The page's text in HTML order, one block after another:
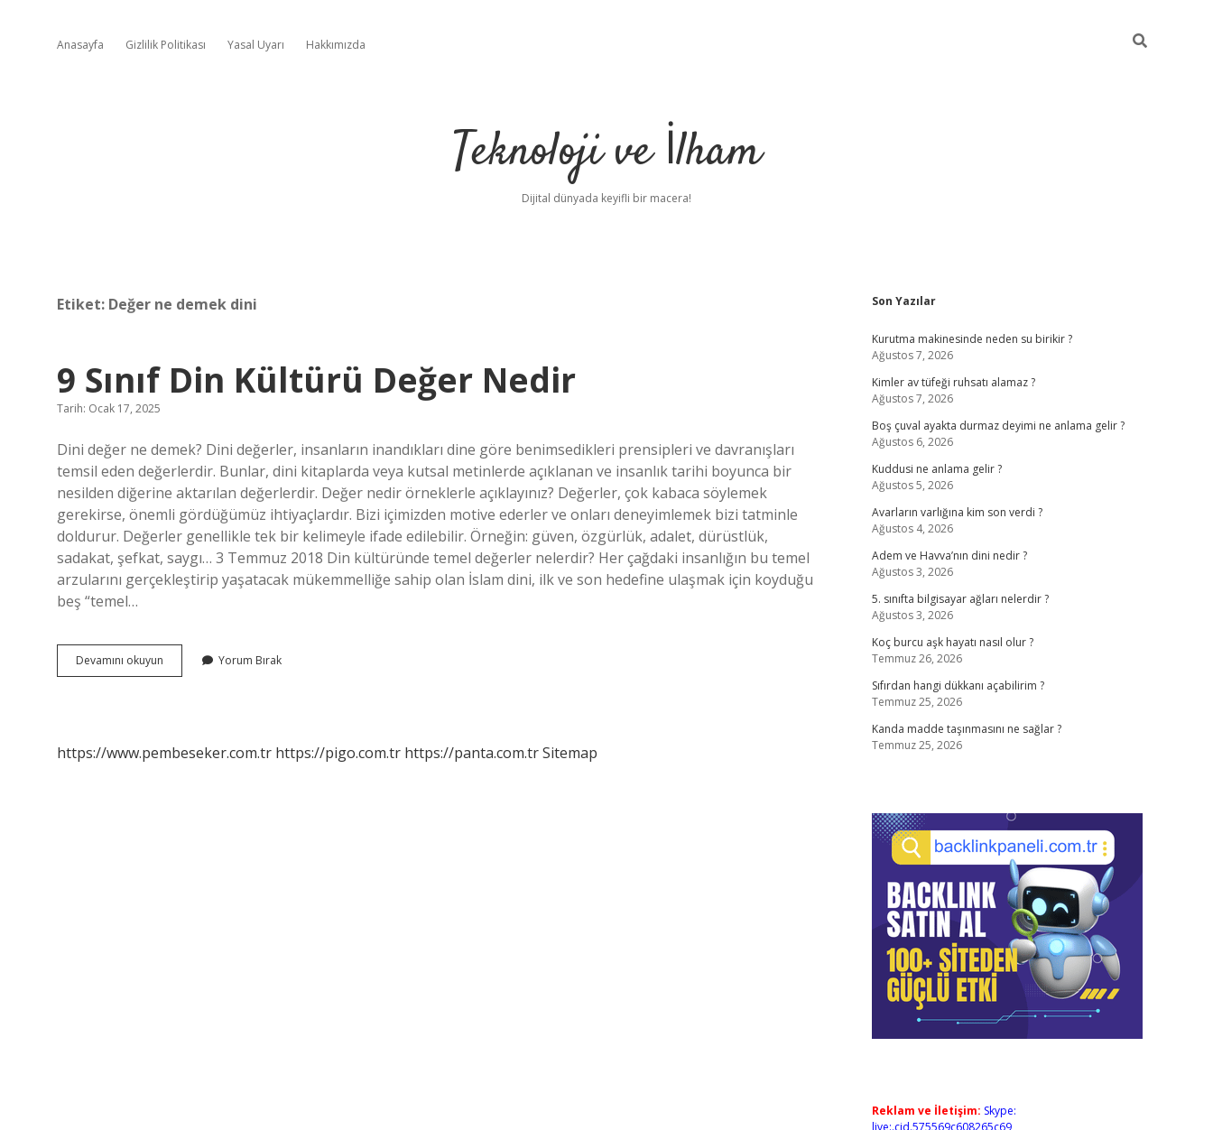
Anasayfa Gizlilik Politikası Yasal Uyarı Hakkımızda
Teknoloji ve İlham
Dijital dünyada keyifli bir macera!
Etiket: Değer ne demek dini
9 Sınıf Din Kültürü Değer Nedir
Tarih: Ocak 17, 2025
Dini değer ne demek? Dini değerler, insanların inandıkları dine göre benimsedikleri prensipleri ve davranışları
temsil eden değerlerdir. Bunlar, dini kitaplarda veya kutsal metinlerde açıklanan ve insanlık tarihi boyunca bir
nesilden diğerine aktarılan değerlerdir. Değer nedir örneklerle açıklayınız? Değerler, çok kabaca söylemek
gerekirse, önemli gördüğümüz ihtiyaçlardır. Bizi içimizden motive ederler ve onları deneyimlemek bizi tatminle
doldurur. Değerler genellikle tek bir kelimeyle ifade edilebilir. Örneğin: güven, özgürlük, adalet, dürüstlük,
sadakat, şefkat, saygı… 3 Temmuz 2018 Din kültüründe temel değerler nelerdir? Her çağdaki insanlığın bu temel
arzularını gerçekleştirip yaşatacak mükemmelliğe sahip olan İslam dini, ilk ve son hedefine ulaşmak için koyduğu
beş “temel…
Devamını okuyun
Sınıf
Yorum Bırak
https://www.pembeseker.com.tr https://pigo.com.tr https://panta.com.trSitemap
Sidebar
Son Yazılar
Kurutma makinesinde neden su birikir ?
Ağustos 7, 2026
Kimler av tüfeği ruhsatı alamaz ?
Ağustos 7, 2026
Boş çuval ayakta durmaz deyimi ne anlama gelir ?
Ağustos 6, 2026
Kuddusi ne anlama gelir ?
Ağustos 5, 2026
Avarların varlığına kim son verdi ?
Ağustos 4, 2026
Adem ve Havva’nın dini nedir ?
Ağustos 3, 2026
5. sınıfta bilgisayar ağları nelerdir ?
Ağustos 3, 2026
Koç burcu aşk hayatı nasıl olur ?
Temmuz 26, 2026
Sıfırdan hangi dükkanı açabilirim ?
Temmuz 25, 2026
Kanda madde taşınmasını ne sağlar ?
Temmuz 25, 2026
Reklam ve İletişim: Skype:
live:.cid.575569c608265c69